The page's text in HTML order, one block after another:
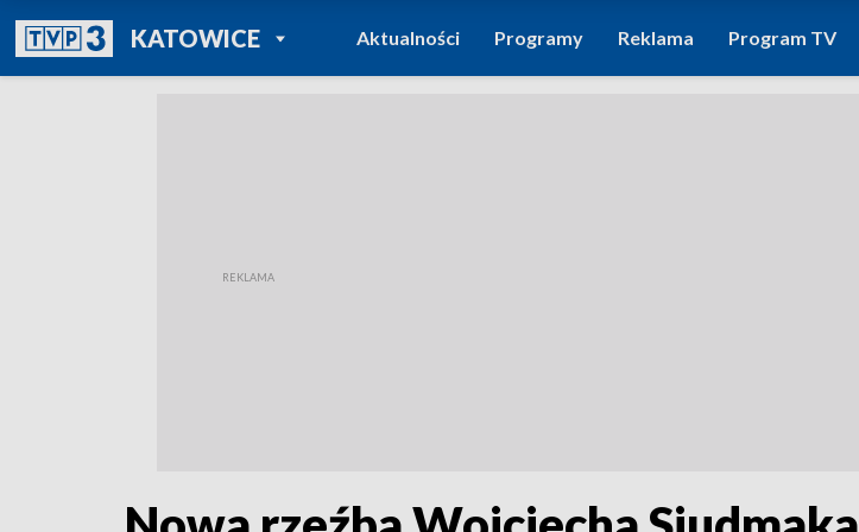
KATOWICEPOWRÓT DO
TVP REGIONY
Aktualności Programy Reklama Program TV